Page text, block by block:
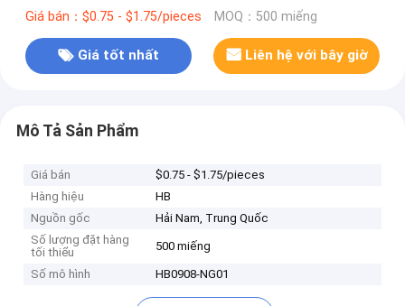
ruy băng
Giá bán：$0.75 - $1.75/pieces MOQ：500 miếng
Giá tốt nhất Liên hệ với bây giờ
Mô Tả Sản Phẩm
Giá bán
$0.75 - $1.75/pieces
Hàng hiệu
HB
Nguồn gốc
Hải Nam, Trung Quốc
Số lượng đặt hàng
tối thiểu
500 miếng
Số mô hình HB0908-NG01